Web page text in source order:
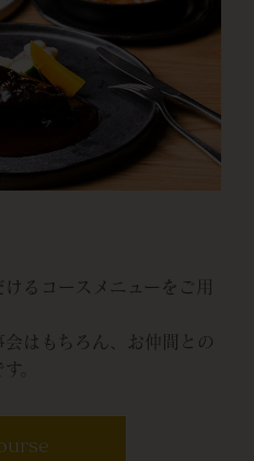
るコースメニューをご用
はもちろん、お仲間との
。